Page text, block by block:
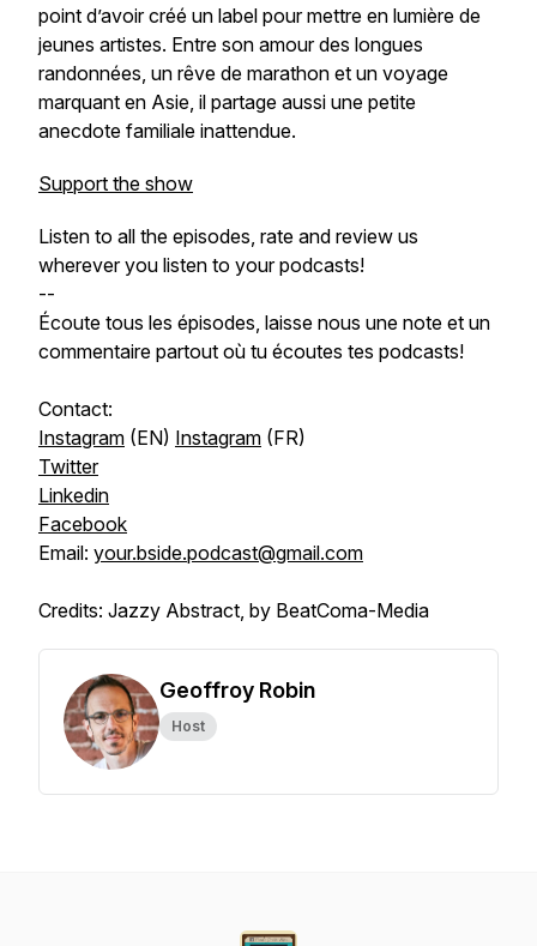
point d’avoir créé un label pour mettre en lumière de
jeunes artistes. Entre son amour des longues
randonnées, un rêve de marathon et un voyage
marquant en Asie, il partage aussi une petite
anecdote familiale inattendue.
Support the show
Listen to all the episodes, rate and review us
wherever you listen to your podcasts!
--
Écoute tous les épisodes, laisse nous une note et un
commentaire partout où tu écoutes tes podcasts!
Contact:
Instagram (EN) Instagram (FR)
Twitter
Linkedin
Facebook
Email: your.bside.podcast@gmail.com
Credits: Jazzy Abstract, by BeatComa-Media
Geoffroy Robin
Host